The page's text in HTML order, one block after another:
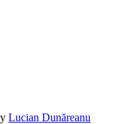
Lucian Dunăreanu